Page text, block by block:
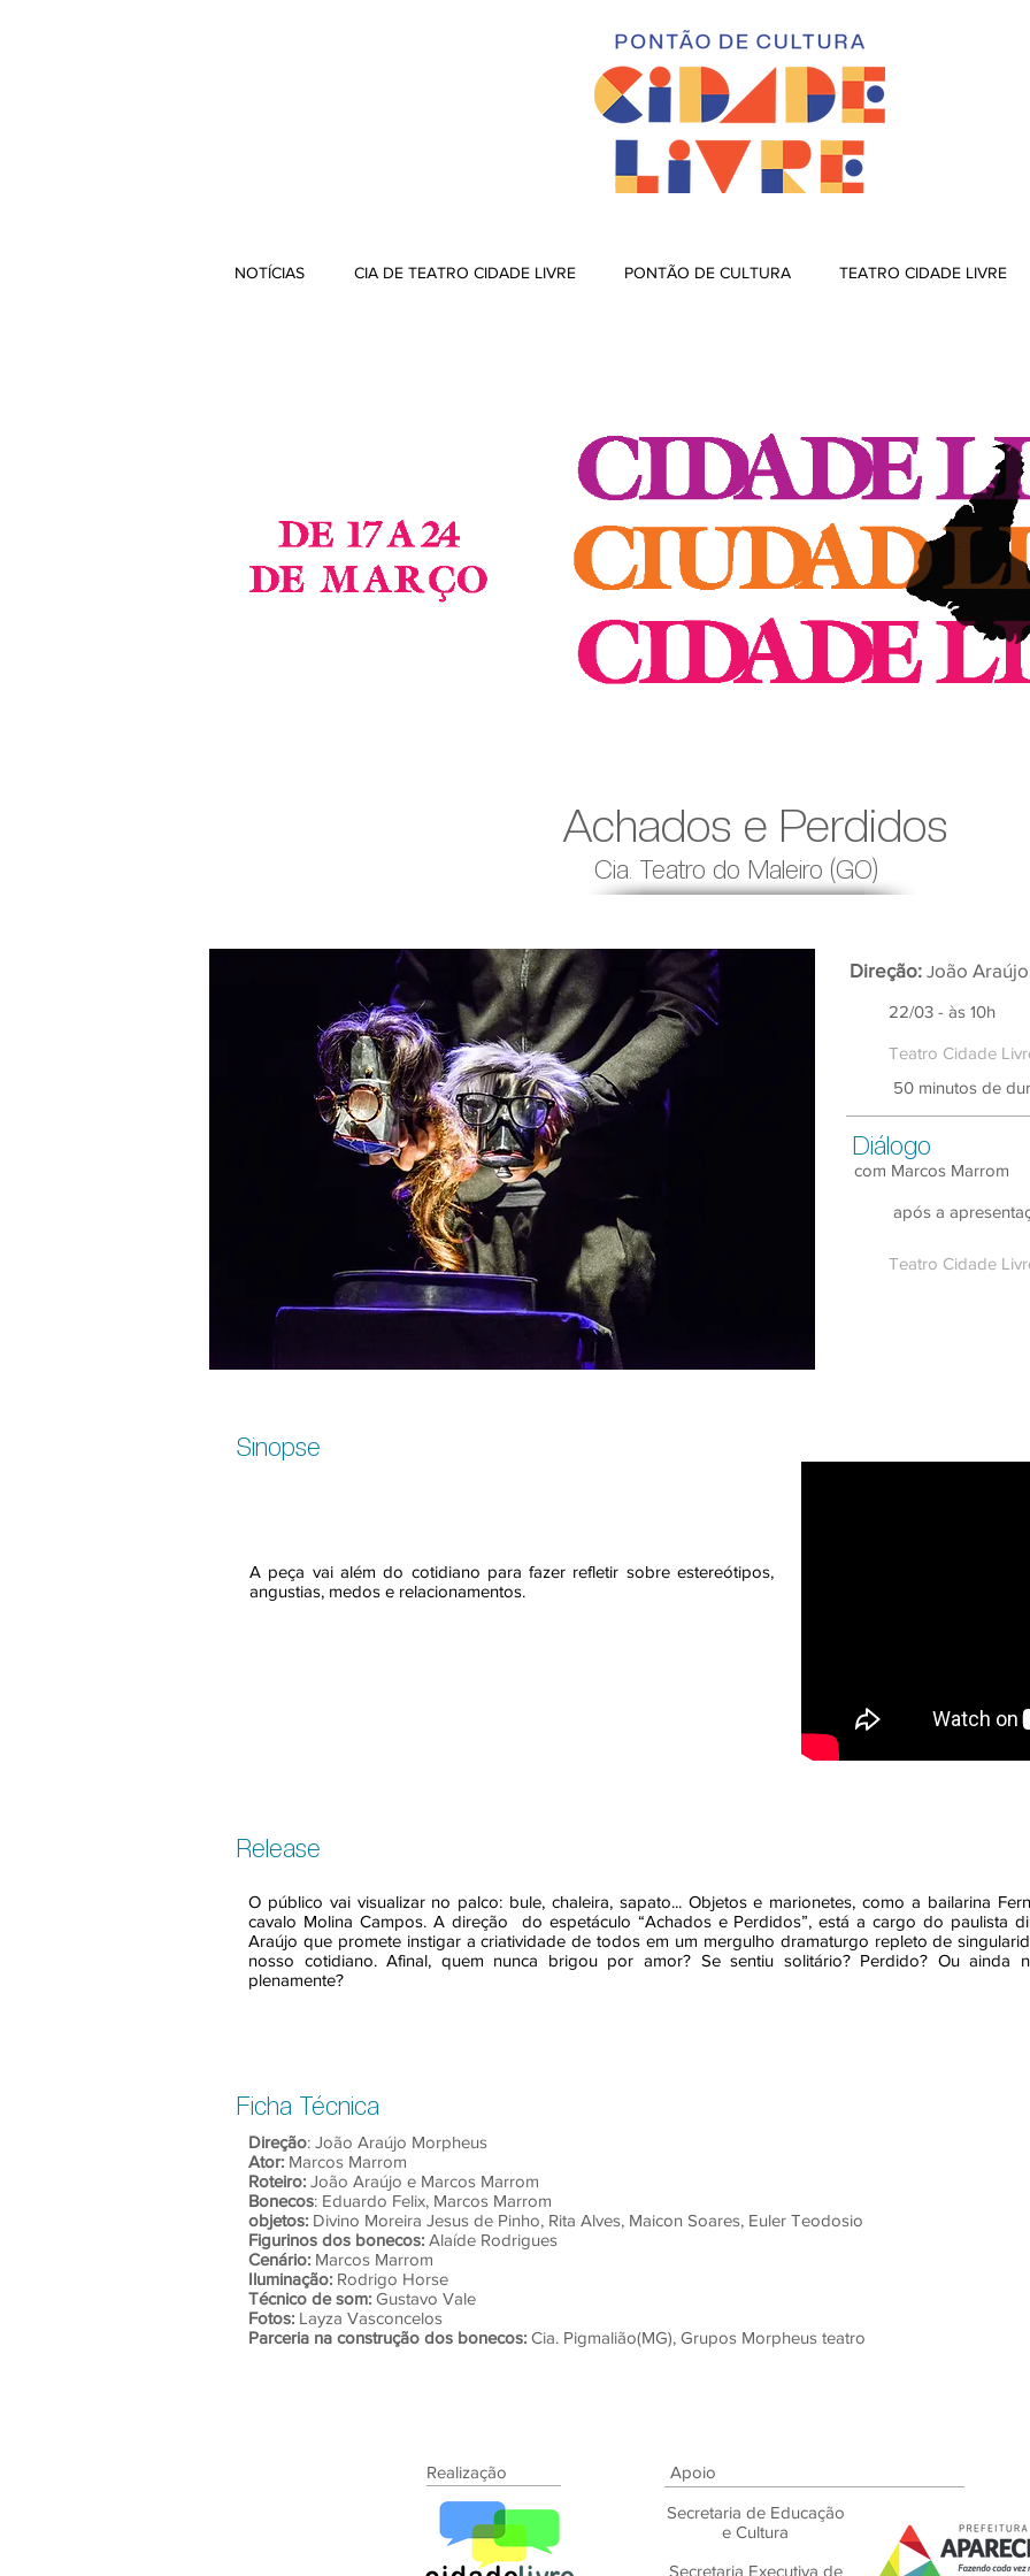
Achados e Perdidos
Cia. Teatro do Maleiro (GO)
Direção: João
22/03 - às 10h
50 minutos de
Diálogo
com Marcos Marrom
Teatro Cidade
após a
Teatro Cidade
Sinopse
A peça vai além do cotidiano para fazer refletir sobre estereótipos,
angustias, medos e relacionamentos.
Release
O público vai visualizar no palco: bule, chaleira, sapato... Objetos e marionetes, como a bailarina
cavalo Molina Campos. A direção do espetáculo “Achados e Perdidos”, está a cargo do paulista
Araújo que promete instigar a criatividade de todos em um mergulho dramaturgo repleto de
nosso cotidiano. Afinal, quem nunca brigou por amor? Se sentiu solitário? Perdido? Ou ainda
plenamente?
Ficha Técnica
Direção: João Araújo Morpheus
Ator: Marcos Marrom
Roteiro: João Araújo e Marcos Marrom
Bonecos: Eduardo Felix, Marcos Marrom
objetos: Divino Moreira Jesus de Pinho, Rita Alves, Maicon Soares, Euler Teodosio
Figurinos dos bonecos: Alaíde Rodrigues
Cenário: Marcos Marrom
Iluminação: Rodrigo Horse
Técnico de som: Gustavo Vale
Fotos: Layza Vasconcelos
Parceria na construção dos bonecos: Cia. Pigmalião(MG), Grupos Morpheus teatro
Realização Apoio
Secretaria de Educação
e Cultura
Secretaria Executiva de
NOTÍCIAS CIA DE TEATRO CIDADE LIVRE PONTÃO DE CULTURA TEATRO CIDADE LIVRE